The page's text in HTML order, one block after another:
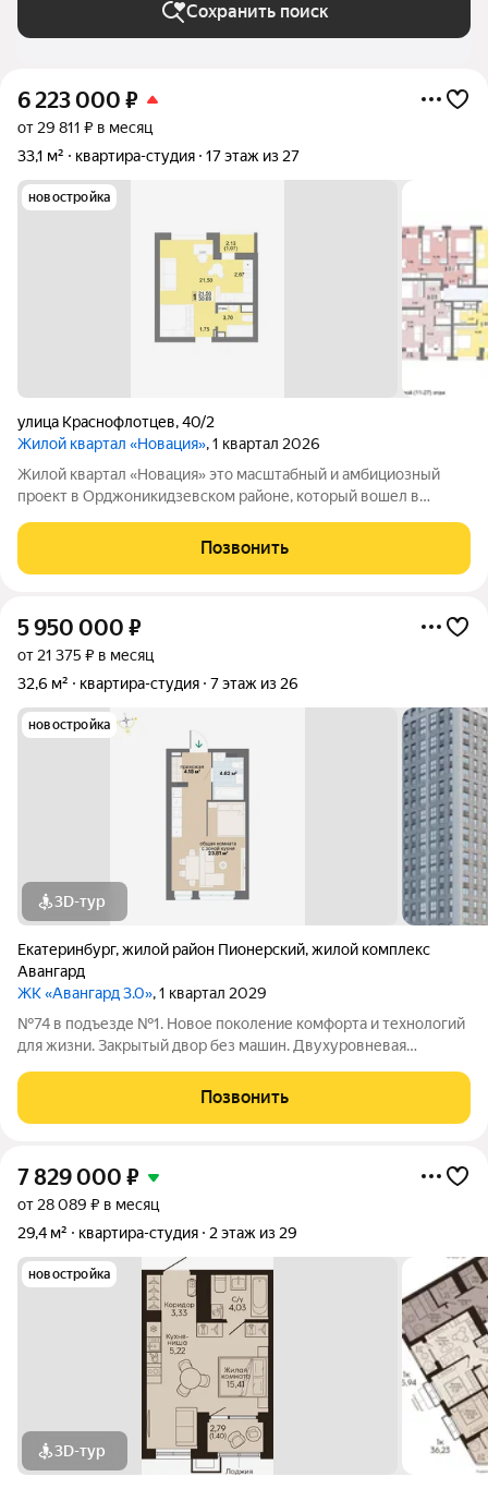
Сохранить поиск
6 223 000 ₽
от 29 811 ₽ в месяц
33,1 м²
квартира-студия 17 этаж из 27
новостройка
улица Краснофлотцев,40/2
Жилой квартал «Новация», 1 квартал 2026
Жилой квартал «Новация» это масштабный и амбициозный
проект в Орджоникидзевском районе, который вошел в
счастливого будущего в любимом
Позвонить
5 950 000 ₽
от 21 375 ₽ в месяц
32,6 м²
квартира-студия 7 этаж из 26
новостройка
3D-тур
Екатеринбург,жилой район Пионерский,жилой комплекс
Авангард
ЖК «Авангард 3.0», 1 квартал 2029
№74 в подъезде №1. Новое поколение комфорта и технологий
для жизни. Закрытый двор без машин. Двухуровневая
кладовые. Эргономичные планировки, большие окна, системы
фильтрации воды и
Позвонить
7 829 000 ₽
от 28 089 ₽ в месяц
29,4 м²
квартира-студия 2 этаж из 29
новостройка
3D-тур